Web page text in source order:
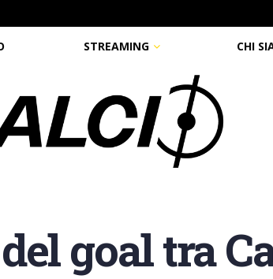
STREAMING CHI
goal tra